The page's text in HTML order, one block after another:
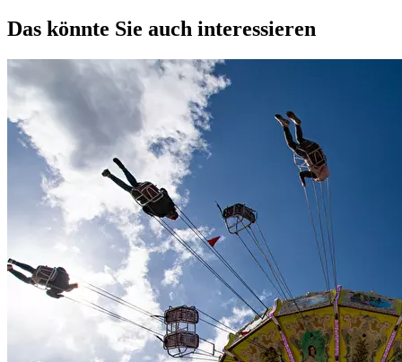
Das könnte Sie auch interessieren